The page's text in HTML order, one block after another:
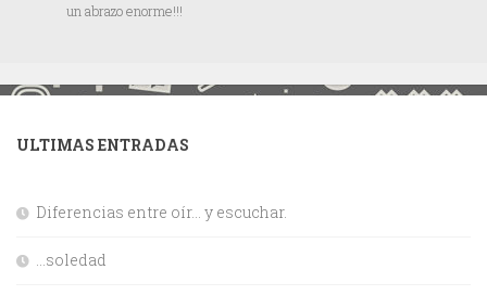
un abrazo enorme!!!
ULTIMAS ENTRADAS
Diferencias entre oír… y escuchar.
…soledad